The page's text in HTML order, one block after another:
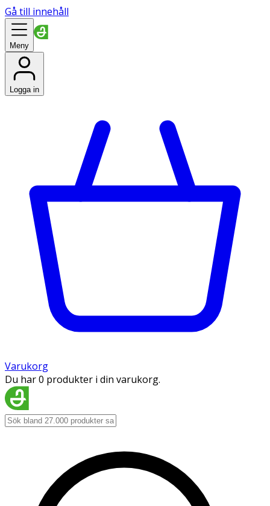
Gå till innehåll
Meny
Logga in
Varukorg
Du har 0 produkter i din varukorg.